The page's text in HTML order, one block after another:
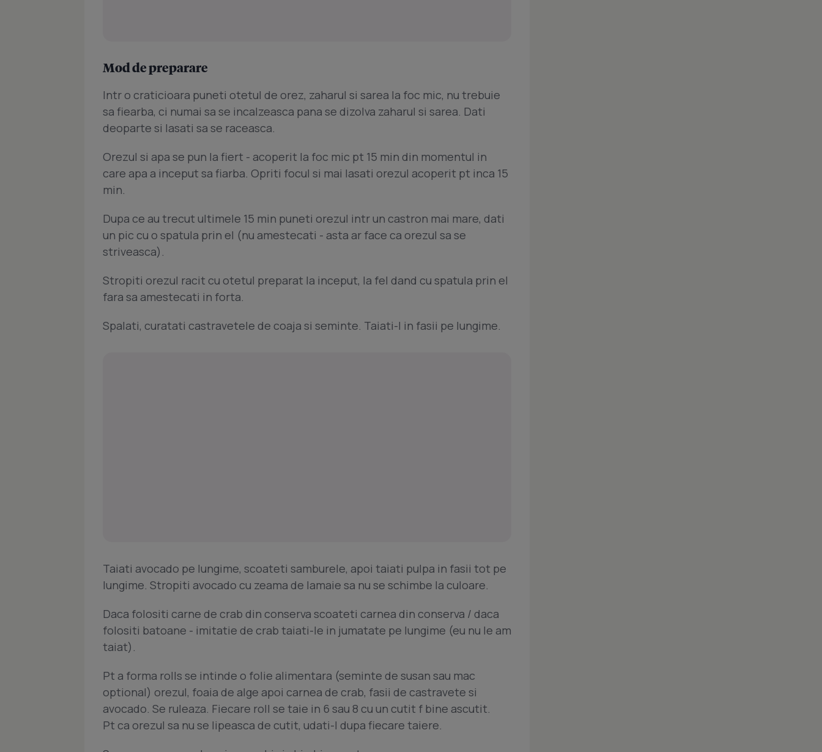
Mod de preparare
Intr o craticioara puneti otetul de orez, zaharul si sarea la foc mic, nu trebuie
sa fiearba, ci numai sa se incalzeasca pana se dizolva zaharul si sarea. Dati
deoparte si lasati sa se raceasca.
Orezul si apa se pun la fiert - acoperit la foc mic pt 15 min din momentul in
care apa a inceput sa fiarba. Opriti focul si mai lasati orezul acoperit pt inca 15
min.
Dupa ce au trecut ultimele 15 min puneti orezul intr un castron mai mare, dati
un pic cu o spatula prin el (nu amestecati - asta ar face ca orezul sa se
striveasca).
Stropiti orezul racit cu otetul preparat la inceput, la fel dand cu spatula prin el
fara sa amestecati in forta.
Spalati, curatati castravetele de coaja si seminte. Taiati-l in fasii pe lungime.
Taiati avocado pe lungime, scoateti samburele, apoi taiati pulpa in fasii tot pe
lungime. Stropiti avocado cu zeama de lamaie sa nu se schimbe la culoare.
Daca folositi carne de crab din conserva scoateti carnea din conserva / daca
folositi batoane - imitatie de crab taiati-le in jumatate pe lungime (eu nu le am
taiat).
Pt a forma rolls se intinde o folie alimentara (seminte de susan sau mac
optional) orezul, foaia de alge apoi carnea de crab, fasii de castravete si
avocado. Se ruleaza. Fiecare roll se taie in 6 sau 8 cu un cutit f bine ascutit.
Pt ca orezul sa nu se lipeasca de cutit, udati-l dupa fiecare taiere.